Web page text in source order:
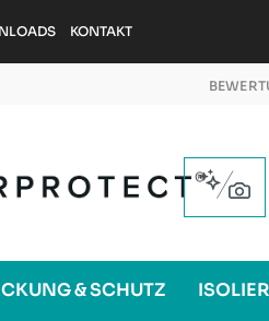
springen
KONTAKT
& SCHUTZ